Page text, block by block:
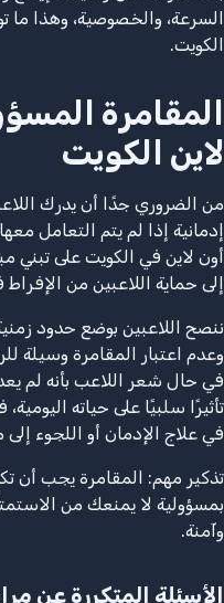
السرعة، والخصوصية، وهذا ما
الكويت.
المقامرة
لاين الكويت
من الضروري جدًا أن يدرك
إدمانية إذا لم يتم التعامل
أون لاين في الكويت على تبني
إلى حماية اللاعبين من
ننصح اللاعبين بوضع حدود
وعدم اعتبار المقامرة وسيلة
في حال شعر اللاعب بأنه لم
تأثيرًا سلبيًا على حياته
في علاج الإدمان أو اللجوء
تذكير مهم: المقامرة يجب أن
بمسؤولية لا يمنعك من
وآمنة.
الأسئلة المتكررة عن